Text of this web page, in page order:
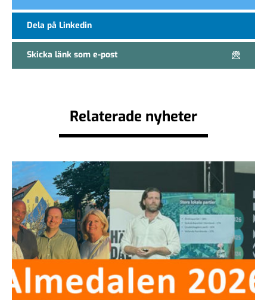
Dela på Linkedin
Skicka länk som e-post
Relaterade nyheter